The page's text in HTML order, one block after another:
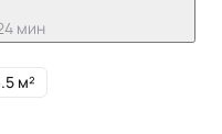
мин
м²